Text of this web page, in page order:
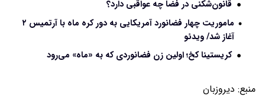
قانون‌شکنی در فضا چه عواقبی دارد؟
ماموریت چهار فضانورد آمریکایی به دور کره ماه با آرتمیس ۲
آغاز شد/ ویدئو
کریستینا کخ؛ اولین زن فضانوردی که به «ماه» می‌رود
منبع: دیروزبان